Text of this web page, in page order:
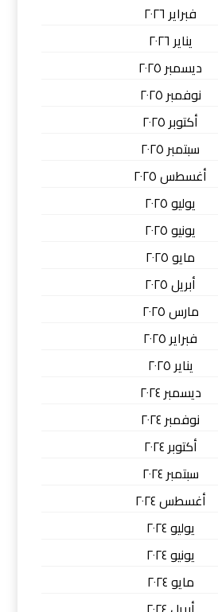
فبراير ٢٠٢٦
يناير ٢٠٢٦
ديسمبر ٢٠٢٥
نوفمبر ٢٠٢٥
أكتوبر ٢٠٢٥
سبتمبر ٢٠٢٥
أغسطس ٢٠٢٥
يوليو ٢٠٢٥
يونيو ٢٠٢٥
مايو ٢٠٢٥
أبريل ٢٠٢٥
مارس ٢٠٢٥
فبراير ٢٠٢٥
يناير ٢٠٢٥
ديسمبر ٢٠٢٤
نوفمبر ٢٠٢٤
أكتوبر ٢٠٢٤
سبتمبر ٢٠٢٤
أغسطس ٢٠٢٤
يوليو ٢٠٢٤
يونيو ٢٠٢٤
مايو ٢٠٢٤